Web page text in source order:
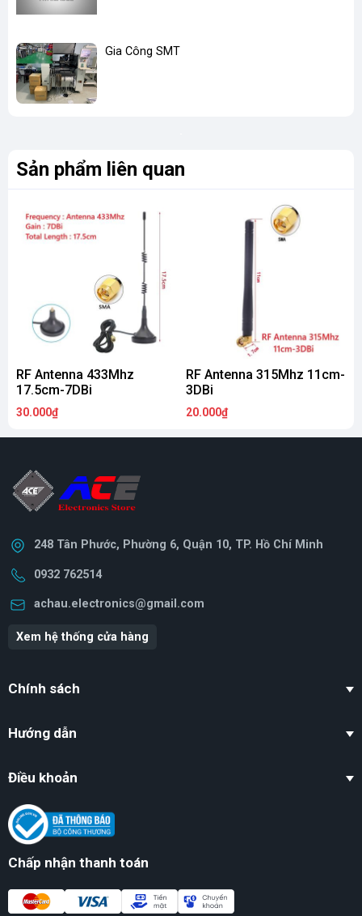
Gia Công SMT
Sản phẩm liên quan
RF Antenna 433Mhz
17.5cm-7DBi
30.000₫
RF Antenna 315Mhz 11cm-
3DBi
20.000₫
248 Tân Phước, Phường 6, Quận 10, TP. Hồ Chí Minh
0932 762514
achau.electronics@gmail.com
Xem hệ thống cửa hàng
Chính sách
Hướng dẫn
Điều khoản
Chấp nhận thanh toán